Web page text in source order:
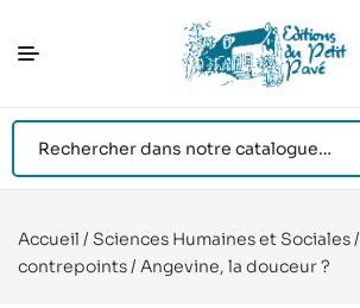
Accueil / Sciences Humaines et Sociales/
contrepoints/ Angevine, la douceur ?